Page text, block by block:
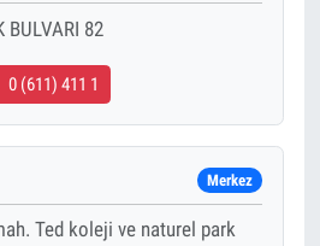
BULVARI 82
0 (611) 411 1
Merkez
Ted koleji ve naturel park